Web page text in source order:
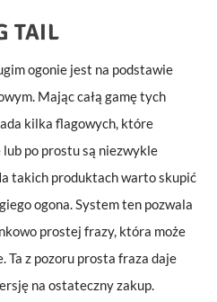
TAIL
ogonie jest na podstawie
Mając całą gamę tych
kilka flagowych, które
po prostu są niezwykle
takich produktach warto skupić
ogona. System ten pozwala
prostej frazy, która może
Ta z pozoru prosta fraza daje
na ostateczny zakup.